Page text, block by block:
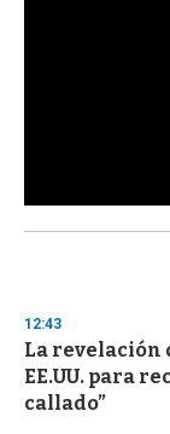
s
d
s
o
f
3
12:43
La revelación
EE.UU. para
callado”